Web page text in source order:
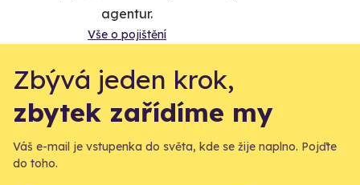
agentur.
Vše o pojištění
Zbývá jeden krok,
zbytek zařídíme my
Váš e-mail je vstupenka do světa, kde se žije naplno. Pojďte
do toho.